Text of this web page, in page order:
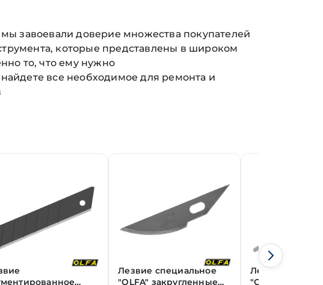
завоевали доверие множества покупателей
которые представлены в широком
то, что ему нужно
все необходимое для ремонта и
Лезвие специальное
"OLFA" закругленные
Лезвие
"OLFA"